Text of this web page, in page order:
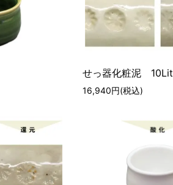
せっ器化粧泥 10Lit
16,940円(税込)